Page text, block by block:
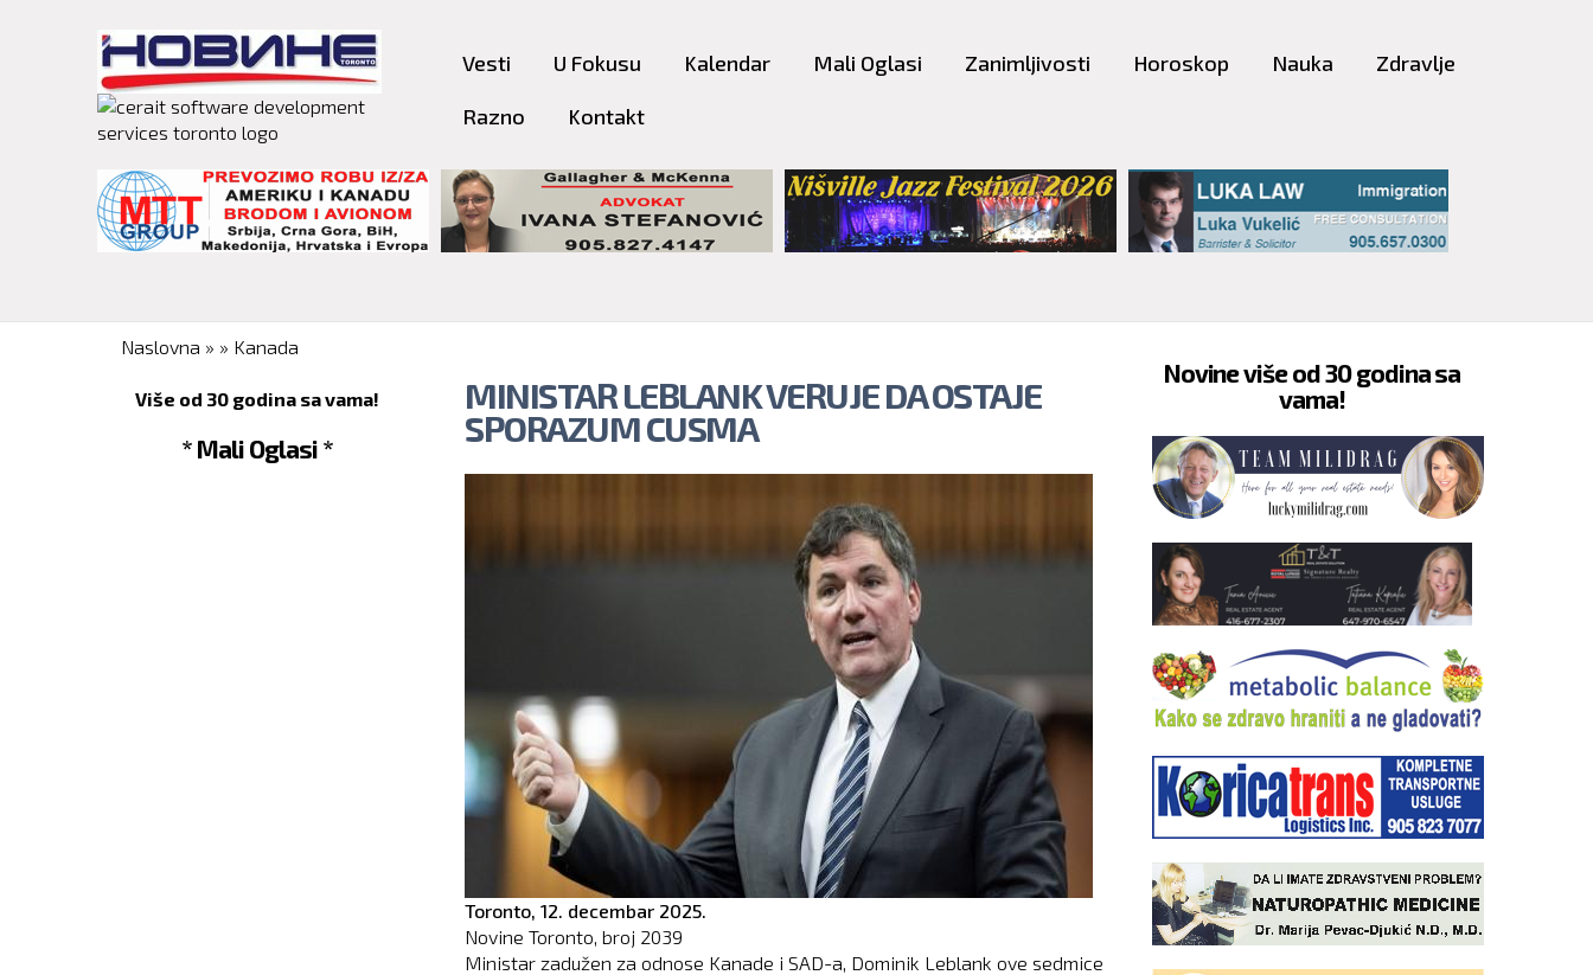
content
Vesti U Fokusu Kalendar Mali Oglasi Zanimljivosti Horoskop Nauka Zdravlje
Razno Kontakt
You are here
Naslovna » » Kanada
Više od 30 godina sa vama!
* Mali Oglasi *
MINISTAR LEBLANK VERUJE DA OSTAJE
SPORAZUM CUSMA
Toronto, 12. decembar 2025.
Novine Toronto, broj 2039
Ministar zadužen za odnose Kanade i SAD-a, Dominik Leblank ove sedmice
Novine više od 30 godina sa
vama!